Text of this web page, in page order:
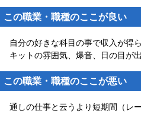
この職業・職種のここが良い
自分の好きな科目の事で収入が得
キットの雰囲気、爆音、日の目が
この職業・職種のここが悪い
通しの仕事と云うより短期間（レ